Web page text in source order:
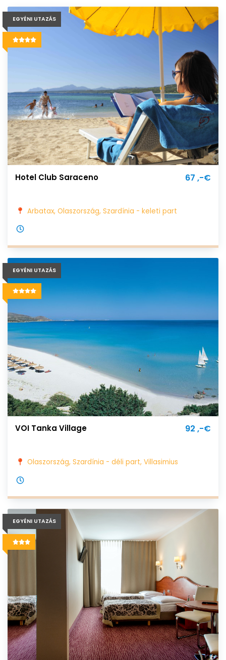
EGYÉNI UTAZÁS
Hotel Club Saraceno 67 ,-€
Arbatax, Olaszország, Szardínia - keleti part
EGYÉNI UTAZÁS
VOI Tanka Village 92 ,-€
Olaszország, Szardínia - déli part, Villasimius
EGYÉNI UTAZÁS